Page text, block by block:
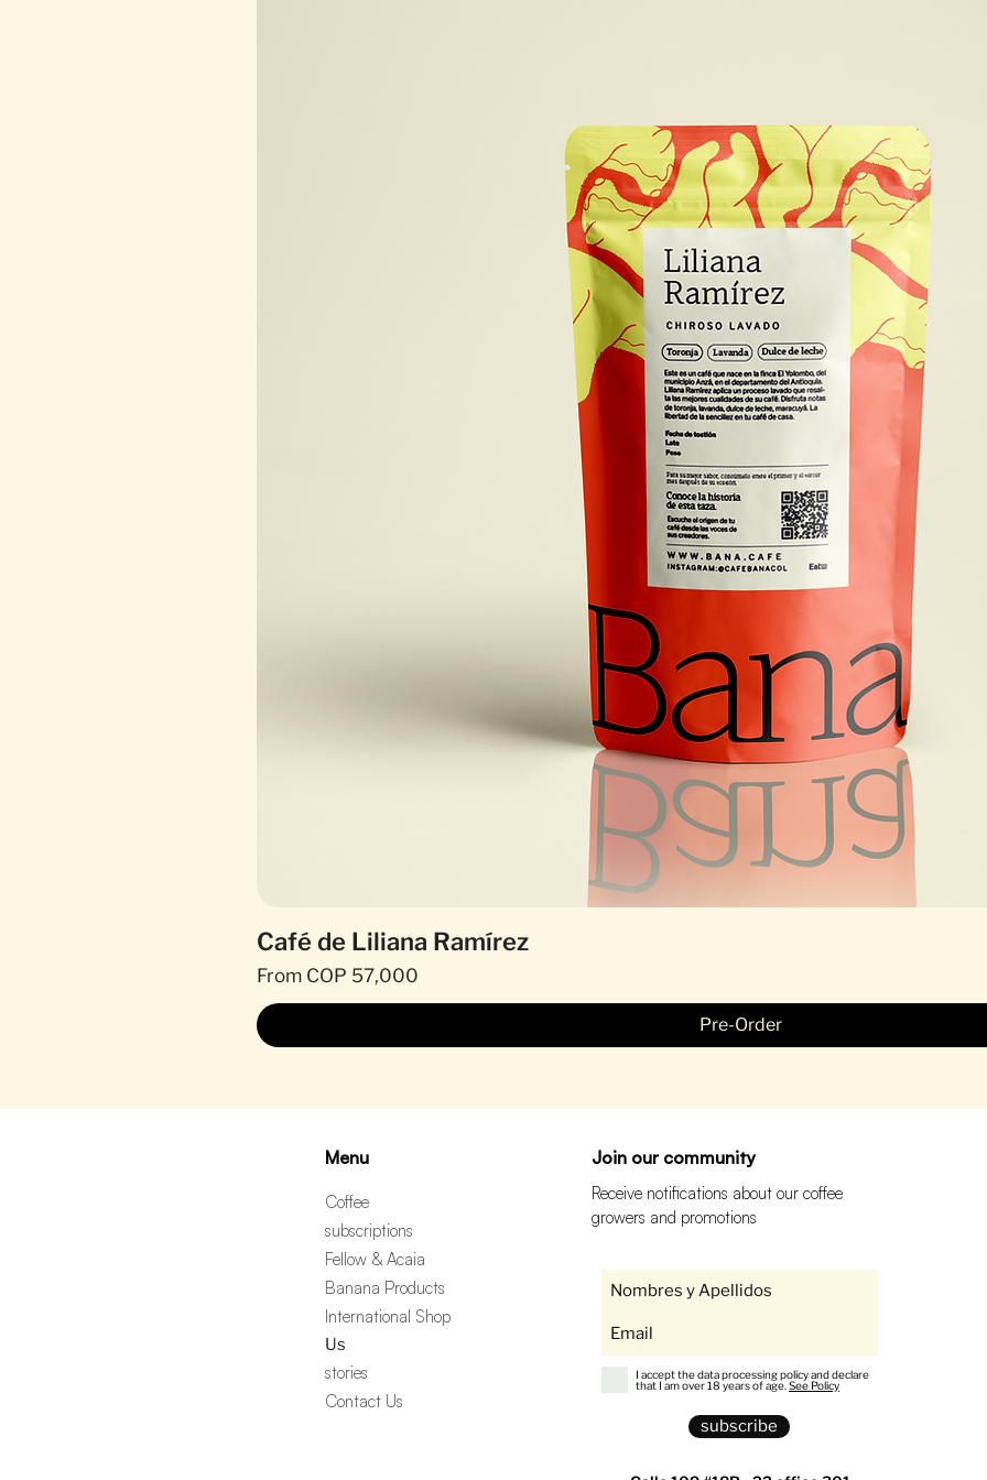
Café de Liliana Ramírez
From COP 57,000
Sale Price
Pre-Order
Menu
Coffee
subscriptions
Fellow & Acaia
Banana Products
International Shop
Us
stories
Contact Us
Join our community
Receive notifications about our coffee
growers and promotions
I accept the data processing policy and declare
that I am over 18 years of age. See Policy
subscribe